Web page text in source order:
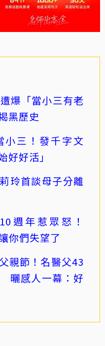
爆「當小三有老
黑歷史
小三！發千字文
好好活」
玲首談母子分離
週年惹眾怒！
你們失望了
親節！名醫父43
曬感人一幕：好